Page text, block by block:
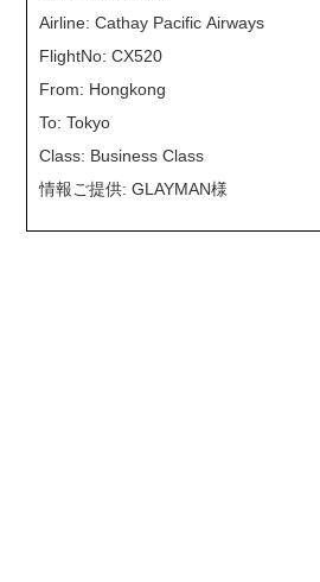
Airline: Cathay Pacific Airways
FlightNo: CX520
From: Hongkong
To: Tokyo
Class: Business Class
情報ご提供: GLAYMAN様